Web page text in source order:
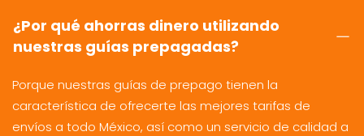
¿Por qué ahorras dinero utilizando
nuestras guías prepagadas?
Porque nuestras guías de prepago tienen la
característica de ofrecerte las mejores tarifas de
envíos a todo México, así como un servicio de calidad a